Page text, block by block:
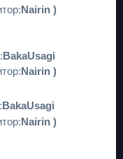
Nairin )
BakaUsagi
Nairin )
BakaUsagi
Nairin )